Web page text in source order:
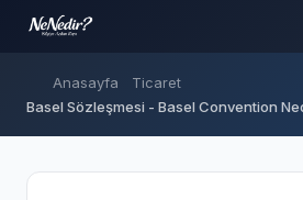
Anasayfa
Ticaret
Basel Sözleşmesi - Basel Convention